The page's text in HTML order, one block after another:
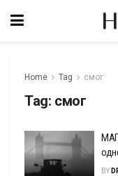
Home Tag смог
Tag: смог
BY